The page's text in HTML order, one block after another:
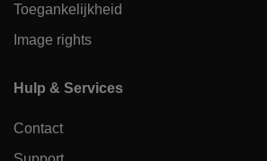
Toegankelijkheid
Image rights
Hulp & Services
Contact